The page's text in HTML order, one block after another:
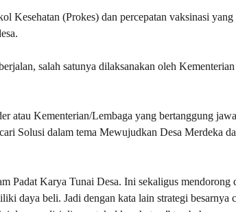
Kesehatan (Prokes) dan percepatan vaksinasi yang
salah satunya dilaksanakan oleh Kementerian
atau Kementerian/Lembaga yang bertanggung
Solusi dalam tema Mewujudkan Desa Merdeka
Padat Karya Tunai Desa. Ini sekaligus mendorong
daya beli. Jadi dengan kata lain strategi besarnya